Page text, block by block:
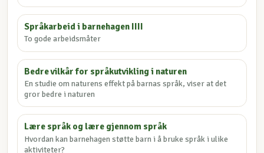
Språkarbeid i barnehagen IIII
To gode arbeidsmåter
Bedre vilkår for språkutvikling i naturen
En studie om naturens effekt på barnas språk, viser at det
gror bedre i naturen
Lære språk og lære gjennom språk
Hvordan kan barnehagen støtte barn i å bruke språk i ulike
aktiviteter?